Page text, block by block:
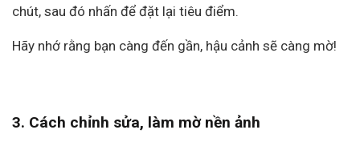
chút, sau đó nhấn để đặt lại tiêu điểm.
Hãy nhớ rằng bạn càng đến gần, hậu cảnh sẽ càng mờ!
3. Cách chỉnh sửa, làm mờ nền ảnh